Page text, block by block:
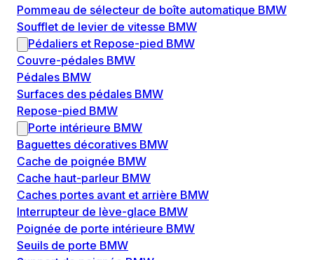
Pommeau de sélecteur de boîte automatique BMW
Soufflet de levier de vitesse BMW
Pédaliers et Repose-pied BMW
Couvre-pédales BMW
Pédales BMW
Surfaces des pédales BMW
Repose-pied BMW
Porte intérieure BMW
Baguettes décoratives BMW
Cache de poignée BMW
Cache haut-parleur BMW
Caches portes avant et arrière BMW
Interrupteur de lève-glace BMW
Poignée de porte intérieure BMW
Seuils de porte BMW